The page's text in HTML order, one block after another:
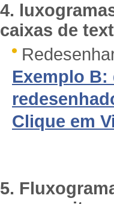
4.
caixas de
Exemplo
Clique em
5.